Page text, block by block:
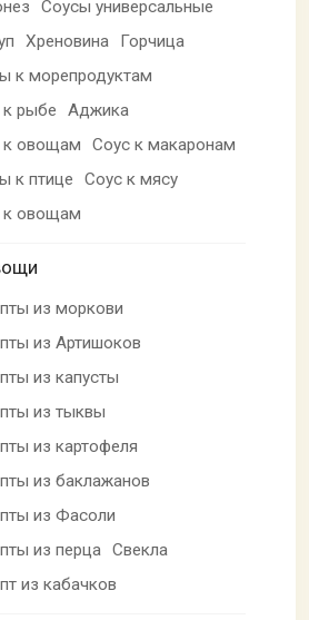
Соусы универсальные
Хреновина
Горчица
к морепродуктам
рыбе
Аджика
к овощам
Соус к макаронам
к птице
Соус к мясу
к овощам
из моркови
из Артишоков
из капусты
из тыквы
из картофеля
из баклажанов
из Фасоли
из перца Свекла
из кабачков